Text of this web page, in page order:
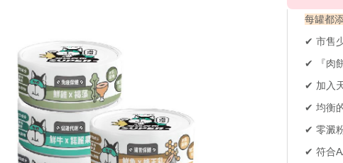
每罐都
✔ 市售
✔ 『肉
✔ 加入
✔ 均衡
✔ 零澱
✔ 符合